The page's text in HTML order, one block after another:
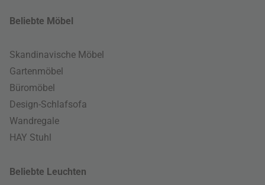
Beliebte Möbel
Skandinavische Möbel
Gartenmöbel
Büromöbel
Design-Schlafsofa
Wandregale
HAY Stuhl
Beliebte Leuchten